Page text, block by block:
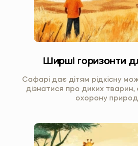
Ширші горизонти
Сафарі дає дітям рідкісну
дізнатися про диких
охорону